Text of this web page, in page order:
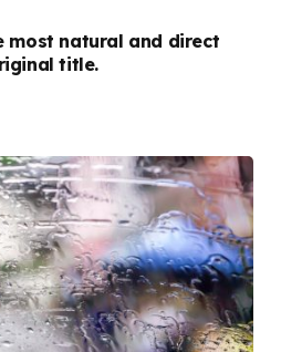
most natural and direct
title.